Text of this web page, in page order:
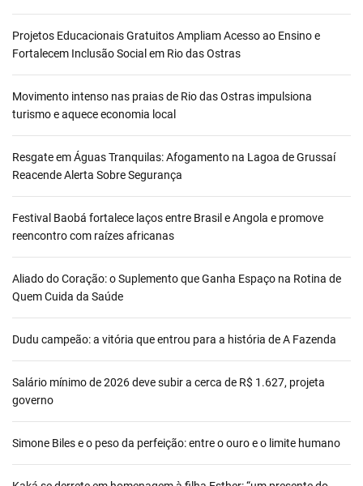
Projetos Educacionais Gratuitos Ampliam Acesso ao Ensino e
Fortalecem Inclusão Social em Rio das Ostras
Movimento intenso nas praias de Rio das Ostras impulsiona
turismo e aquece economia local
Resgate em Águas Tranquilas: Afogamento na Lagoa de Grussaí
Reacende Alerta Sobre Segurança
Festival Baobá fortalece laços entre Brasil e Angola e promove
reencontro com raízes africanas
Aliado do Coração: o Suplemento que Ganha Espaço na Rotina de
Quem Cuida da Saúde
Dudu campeão: a vitória que entrou para a história de A Fazenda
Salário mínimo de 2026 deve subir a cerca de R$ 1.627, projeta
governo
Simone Biles e o peso da perfeição: entre o ouro e o limite humano